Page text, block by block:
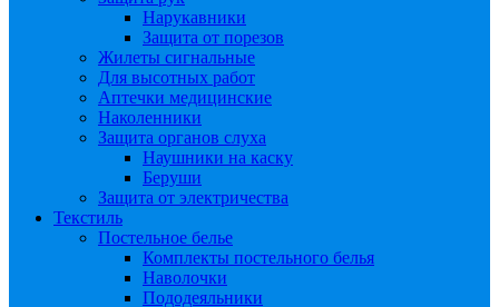
Нарукавники
Защита от порезов
Жилеты сигнальные
Для высотных работ
Аптечки медицинские
Наколенники
Защита органов слуха
Наушники на каску
Беруши
Защита от электричества
Текстиль
Постельное белье
Комплекты постельного белья
Наволочки
Пододеяльники